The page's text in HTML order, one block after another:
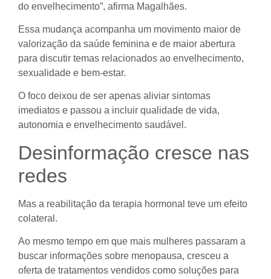
do envelhecimento”, afirma Magalhães.
Essa mudança acompanha um movimento maior de
valorização da saúde feminina e de maior abertura
para discutir temas relacionados ao envelhecimento,
sexualidade e bem-estar.
O foco deixou de ser apenas aliviar sintomas
imediatos e passou a incluir qualidade de vida,
autonomia e envelhecimento saudável.
Desinformação cresce nas
redes
Mas a reabilitação da terapia hormonal teve um efeito
colateral.
Ao mesmo tempo em que mais mulheres passaram a
buscar informações sobre menopausa, cresceu a
oferta de tratamentos vendidos como soluções para